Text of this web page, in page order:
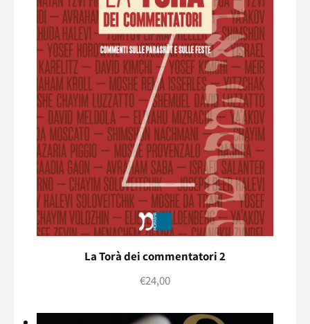
La Torà dei commentatori 2
€24,00